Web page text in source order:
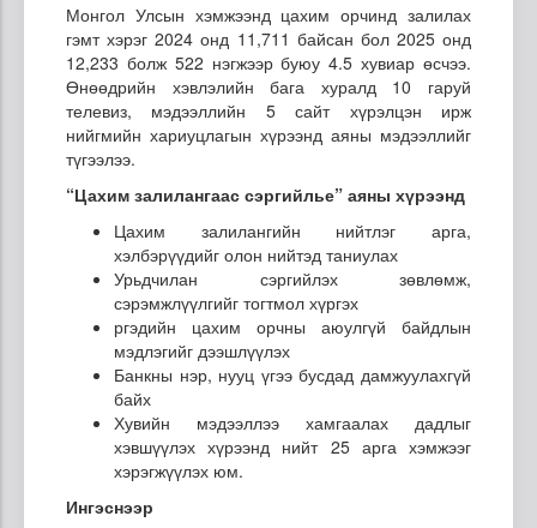
Монгол Улсын хэмжээнд цахим орчинд залилах
гэмт хэрэг 2024 онд 11,711 байсан бол 2025 онд
12,233 болж 522 нэгжээр буюу 4.5 хувиар өсчээ.
Өнөөдрийн хэвлэлийн бага хуралд 10 гаруй
телевиз, мэдээллийн 5 сайт хүрэлцэн ирж
нийгмийн хариуцлагын хүрээнд аяны мэдээллийг
түгээлээ.
“Цахим залилангаас сэргийлье” аяны хүрээнд
Цахим залилангийн нийтлэг арга,
хэлбэрүүдийг олон нийтэд таниулах
Урьдчилан сэргийлэх зөвлөмж,
сэрэмжлүүлгийг тогтмол хүргэх
ргэдийн цахим орчны аюулгүй байдлын
мэдлэгийг дээшлүүлэх
Банкны нэр, нууц үгээ бусдад дамжуулахгүй
байх
Хувийн мэдээллээ хамгаалах дадлыг
хэвшүүлэх хүрээнд нийт 25 арга хэмжээг
хэрэгжүүлэх юм.
Ингэснээр